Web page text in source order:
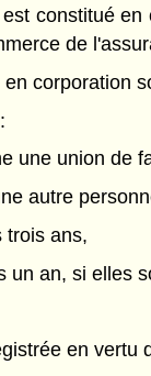
constitué
de
corporation
une union de
autre
trois ans,
un an, si elles
en vertu